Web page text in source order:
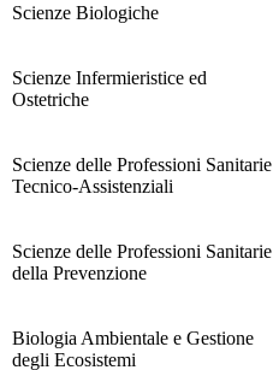
Scienze Biologiche
Scienze Infermieristice ed
Ostetriche
Scienze delle Professioni Sanitarie
Tecnico-Assistenziali
Scienze delle Professioni Sanitarie
della Prevenzione
Biologia Ambientale e Gestione
degli Ecosistemi